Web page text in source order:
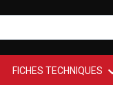
FICHES TECHNIQUES